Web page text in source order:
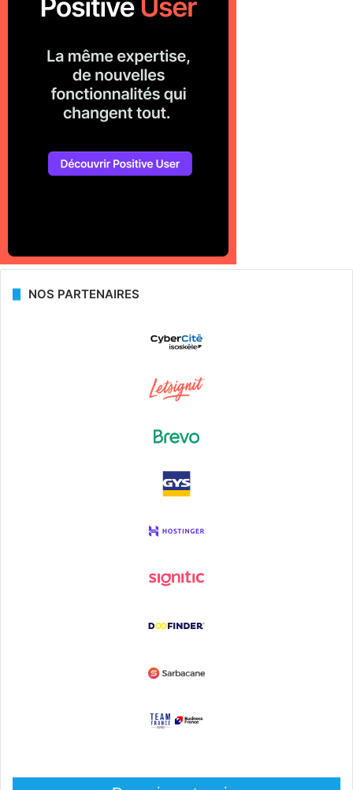
NOS PARTENAIRES